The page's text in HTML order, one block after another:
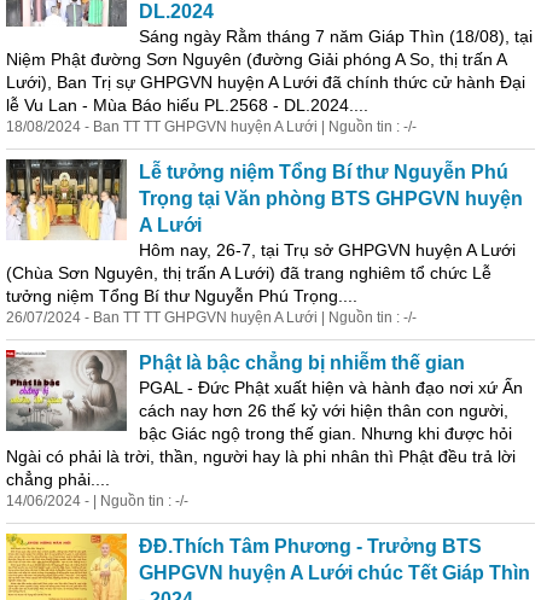
DL.2024
Sáng ngày Rằm tháng 7 năm Giáp Thìn (18/08), tại
Niệm Phật đường Sơn Nguyên (đường Giải phóng A So, thị trấn A
Lưới), Ban Trị sự GHPGVN huyện A Lưới đã chính thức cử hành Đại
lễ Vu Lan - Mùa Báo hiếu PL.2568 - DL.2024....
18/08/2024 - Ban TT TT GHPGVN huyện A Lưới | Nguồn tin : -/-
Lễ tưởng niệm Tổng Bí thư Nguyễn Phú
Trọng tại Văn phòng BTS GHPGVN huyện
A Lưới
Hôm nay, 26-7, tại Trụ sở GHPGVN huyện A Lưới
(Chùa Sơn Nguyên, thị trấn A Lưới) đã trang nghiêm tổ chức Lễ
tưởng niệm Tổng Bí thư Nguyễn Phú Trọng....
26/07/2024 - Ban TT TT GHPGVN huyện A Lưới | Nguồn tin : -/-
Phật là bậc chẳng bị nhiễm thế gian
PGAL - Đức Phật xuất hiện và hành đạo nơi xứ Ấn
cách nay hơn 26 thế kỷ với hiện thân con người,
bậc Giác ngộ trong thế gian. Nhưng khi được hỏi
Ngài có phải là trời, thần, người hay là phi nhân thì Phật đều trả lời
chẳng phải....
14/06/2024 - | Nguồn tin : -/-
ĐĐ.Thích Tâm Phương - Trưởng BTS
GHPGVN huyện A Lưới chúc Tết Giáp Thìn